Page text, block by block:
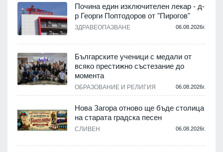
Почина един изключителен лекар - д-
р Георги Поптодоров от "Пирогов"
ЗДРАВЕОПАЗВАНЕ 06.08.2026г.
Българските ученици с медали от
всяко престижно състезание до
момента
ОБРАЗОВАНИЕ И РЕЛИГИЯ 06.08.2026г.
Нова Загора отново ще бъде столица
на старата градска песен
СЛИВЕН 06.08.2026г.